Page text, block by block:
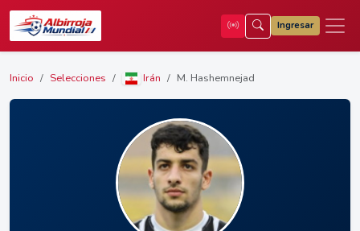
Ingresar
Inicio Selecciones Irán M. Hashemnejad